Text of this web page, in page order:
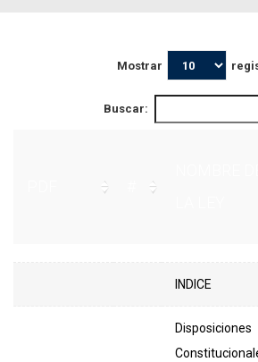
Mostrar
Buscar:
LA LEY
INDICE
Disposiciones